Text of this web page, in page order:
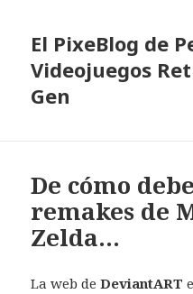
El PixeBlog de
Videojuegos
Gen
De cómo
remakes de
Zelda…
La web deDeviantART